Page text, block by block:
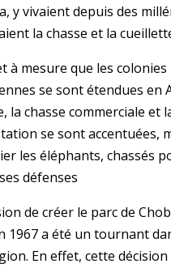
y vivaient depuis des
la chasse et la
à mesure que les colonies
se sont étendues en
la chasse commerciale et
se sont accentuées,
les éléphants, chassés
défenses
de créer le parc de
1967 a été un tournant
En effet, cette